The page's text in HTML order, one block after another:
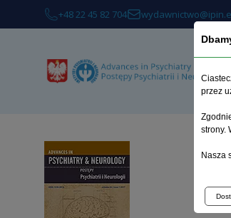
+48 22 45 82 704
przez
strony.
Nasza